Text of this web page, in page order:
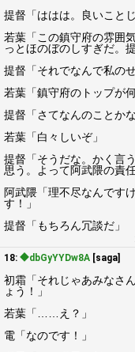
提督「ははは。良いこと
若葉「この鎮守府の雰囲
っとほのぼのしすぎだ。
提督「それでなんで私の
若葉「鎮守府のトップが何
提督「さてなんのことかな
若葉「白々しいぞ」
提督「そうだな。かく言
思う。よって阿武隈の責
阿武隈「理不尽なんです
す！」
提督「もちろん冗談だ」
18: ◆dbGyYYDw8A [saga]
初霜「それじゃあみなさ
ょう！」
若葉「……え？」
電「なのです！」